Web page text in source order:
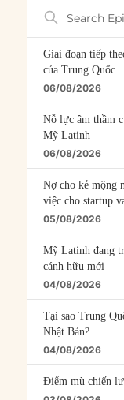
Search
Episodes
Giai đoạn tiếp
của Trung Quốc
06/08/2026
Nỗ lực âm thầm
Mỹ Latinh
06/08/2026
Nợ cho kẻ mộng
việc cho startup
05/08/2026
Mỹ Latinh đang
cánh hữu mới
04/08/2026
Tại sao Trung
Nhật Bản?
04/08/2026
Điểm mù chiến